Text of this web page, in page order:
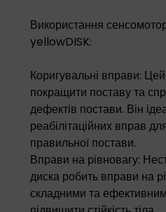
Використання
yellowDISK:
Коригувальні вправи:
покращити поставу та
дефектів постави. Він
реабілітаційних вправ
правильної постави.
Вправи на рівновагу:
диска робить вправи на
складними та